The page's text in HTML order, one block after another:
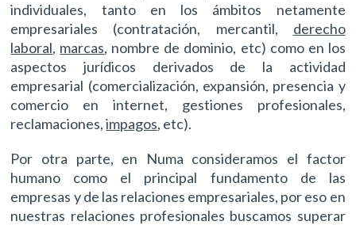
individuales, tanto en los ámbitos netamente
empresariales (contratación, mercantil, derecho
laboral, marcas, nombre de dominio, etc) como en los
aspectos jurídicos derivados de la actividad
empresarial (comercialización, expansión, presencia y
comercio en internet, gestiones profesionales,
reclamaciones,impagos, etc).
Por otra parte, en Numa consideramos el factor
humano como el principal fundamento de las
empresas y de las relaciones empresariales, por eso en
nuestras relaciones profesionales buscamos superar